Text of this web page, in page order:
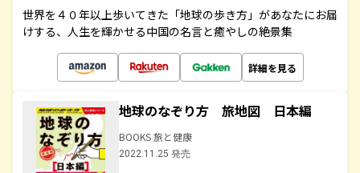
世界を４０年以上歩いてきた「地球の歩き方」があなたにお届
けする、人生を輝かせる中国の名言と癒やしの絶景集
詳細を見る
地球のなぞり方 旅地図 日本編
BOOKS 旅と健康
2022.11.25 発売